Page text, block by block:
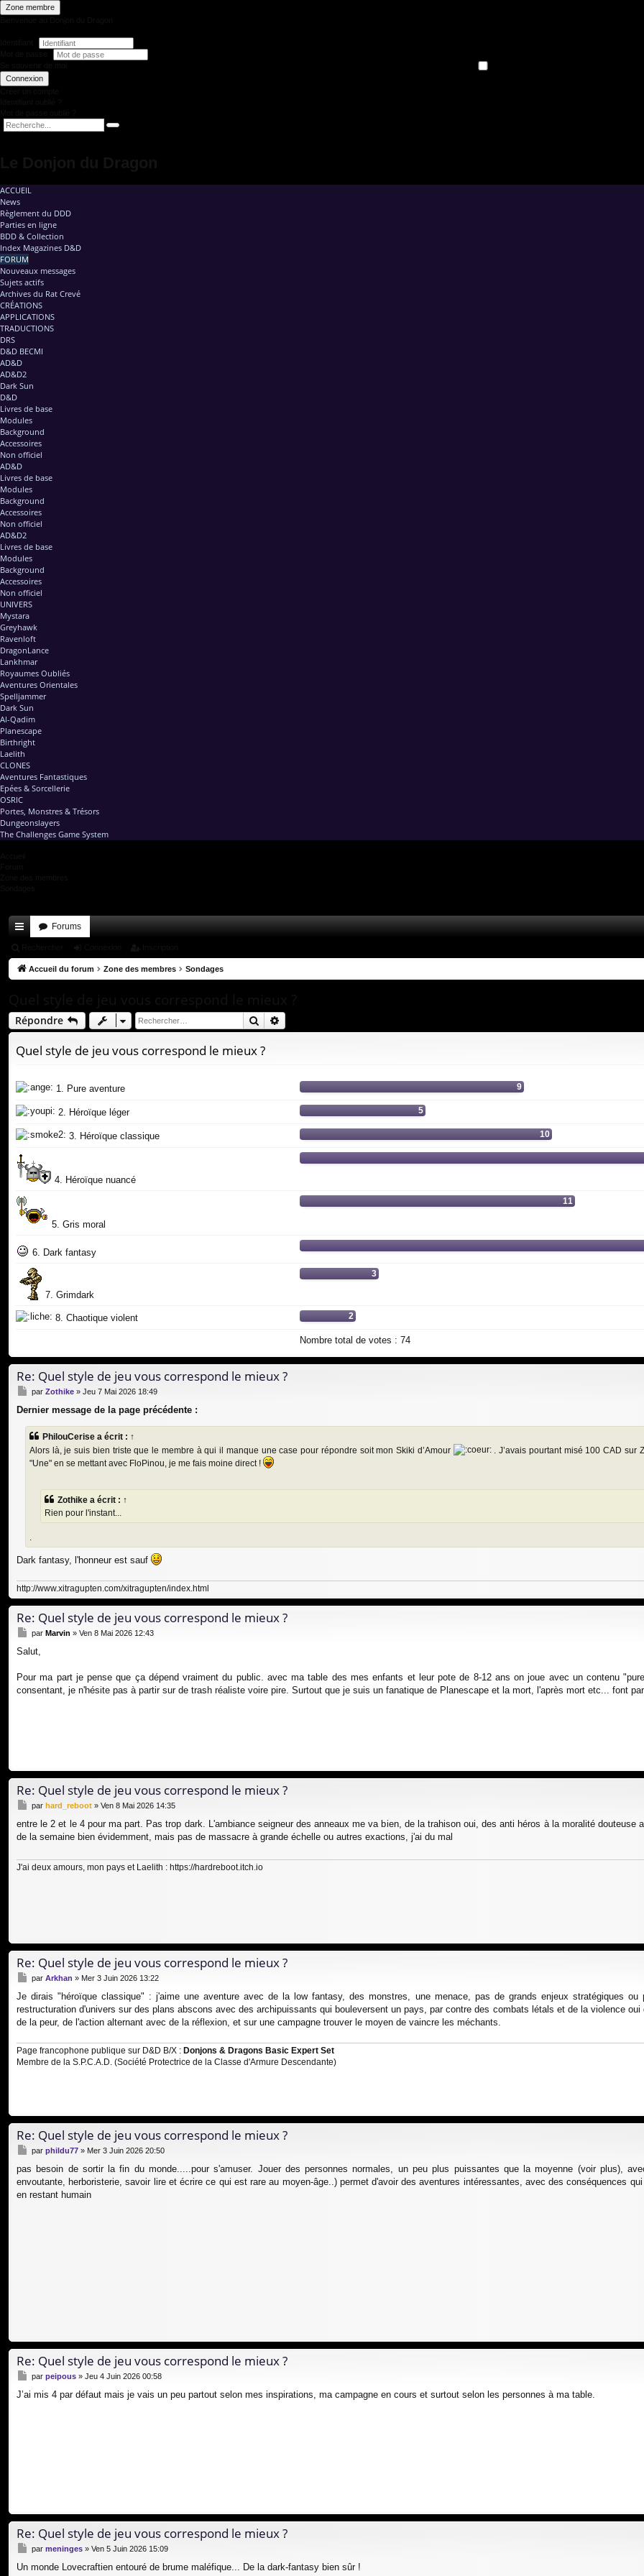
Zone membre
Connexion
ACCUEIL
News
Règlement du DDD
Parties en ligne
BDD & Collection
Index Magazines D&D
FORUM
Nouveaux messages
Sujets actifs
Archives du Rat Crevé
CRÉATIONS
APPLICATIONS
TRADUCTIONS
DRS
D&D BECMI
AD&D
AD&D2
Dark Sun
D&D
Livres de base
Modules
Background
Accessoires
Non officiel
AD&D
Livres de base
Modules
Background
Accessoires
Non officiel
AD&D2
Livres de base
Modules
Background
Accessoires
Non officiel
UNIVERS
Mystara
Greyhawk
Ravenloft
DragonLance
Lankhmar
Royaumes Oubliés
Aventures Orientales
Spelljammer
Dark Sun
Al-Qadim
Planescape
Birthright
Laelith
CLONES
Aventures Fantastiques
Epées & Sorcellerie
OSRIC
Portes, Monstres & Trésors
Dungeonslayers
The Challenges Game System
co
ci
s
Forums
Accueil du forum Zone des membres Sondages
Répondre Rechercher
Quel style de jeu vous correspond le mieux ?
1. Pure aventure 9
2. Héroïque léger 5
3. Héroïque classique 10
4. Héroïque nuancé
5. Gris moral
11
6. Dark fantasy
7. Grimdark
3
8. Chaotique violent 2
Nombre total de votes : 74
Re: Quel style de jeu vous correspond le mieux ?
M
s
a
e
par Zothike » Jeu 7 Mai 2026 18:49
Dernier message de la page précédente :
PhilouCerise a écrit : ↑
Alors là, je suis bien triste que le membre à qui il manque une case pour répondre soit mon Skiki d’Amour
. J’avais pourtant misé 100 CAD sur
"Une" en se mettant avec FloPinou, je me fais moine direct !
Zothike a écrit : ↑
Rien pour l'instant...
Dark fantasy, l'honneur est sauf
http://www.xitragupten.com/xitragupten/index.html
Re: Quel style de jeu vous correspond le mieux ?
M
s
a
par Marvin » Ven 8 Mai 2026 12:43
Salut,
Pour ma part je pense que ça dépend vraiment du public. avec ma table des mes enfants et leur pote de 8-12 ans on joue avec un contenu
consentant, je n'hésite pas à partir sur de trash réaliste voire pire. Surtout que je suis un fanatique de Planescape et la mort, l'après mort etc... font
Re: Quel style de jeu vous correspond le mieux ?
M
s
s
g
e
par hard_reboot » Ven 8 Mai 2026 14:35
entre le 2 et le 4 pour ma part. Pas trop dark. L'ambiance seigneur des anneaux me va bien, de la trahison oui, des anti héros à la moralité douteuse
de la semaine bien évidemment, mais pas de massacre à grande échelle ou autres exactions, j'ai du mal
J'ai deux amours, mon pays et Laelith : https://hardreboot.itch.io
Re: Quel style de jeu vous correspond le mieux ?
M
s
s
a
e
par Arkhan » Mer 3 Juin 2026 13:22
Je dirais "héroïque classique" : j'aime une aventure avec de la low fantasy, des monstres, une menace, pas de grands enjeux stratégiques
restructuration d'univers sur des plans abscons avec des archipuissants qui bouleversent un pays, par contre des combats létals et de la violence oui
de la peur, de l'action alternant avec de la réflexion, et sur une campagne trouver le moyen de vaincre les méchants.
Page francophone publique sur D&D B/X : Donjons & Dragons Basic Expert Set
Membre de la S.P.C.A.D. (Société Protectrice de la Classe d'Armure Descendante)
Re: Quel style de jeu vous correspond le mieux ?
M
s
s
a
par phildu77 » Mer 3 Juin 2026 20:50
pas besoin de sortir la fin du monde.....pour s'amuser. Jouer des personnes normales, un peu plus puissantes que la moyenne (voir plus),
envoutante, herboristerie, savoir lire et écrire ce qui est rare au moyen-âge..) permet d'avoir des aventures intéressantes, avec des conséquences
en restant humain
Re: Quel style de jeu vous correspond le mieux ?
M
s
par peipous » Jeu 4 Juin 2026 00:58
J’ai mis 4 par défaut mais je vais un peu partout selon mes inspirations, ma campagne en cours et surtout selon les personnes à ma table.
Re: Quel style de jeu vous correspond le mieux ?
M
s
par meninges » Ven 5 Juin 2026 15:09
Un monde Lovecraftien entouré de brume maléfique... De la dark-fantasy bien sûr !